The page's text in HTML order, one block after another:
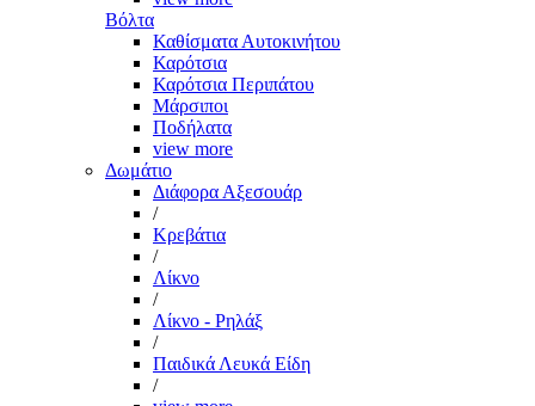
Βόλτα
Καθίσματα Αυτοκινήτου
Καρότσια
Καρότσια Περιπάτου
Μάρσιποι
Ποδήλατα
view more
Δωμάτιο
Διάφορα Αξεσουάρ
/
Κρεβάτια
/
Λίκνο
/
Λίκνο - Ρηλάξ
/
Παιδικά Λευκά Είδη
/